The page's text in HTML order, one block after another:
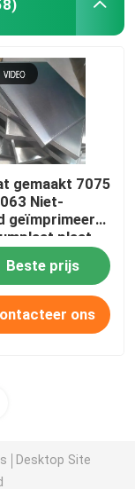
gemaakt 7075
Niet-
geïmprimeerd
plaat
Beste prijs
ons
Desktop Site